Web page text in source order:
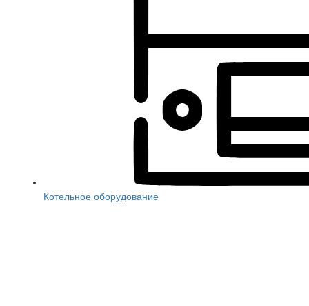
Котельное оборудование